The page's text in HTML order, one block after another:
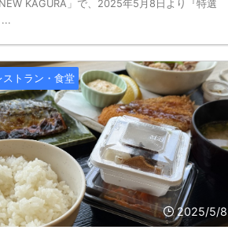
KAGURA」で、2025年5月8日より『特選
2025/5/8
ストラン・食堂